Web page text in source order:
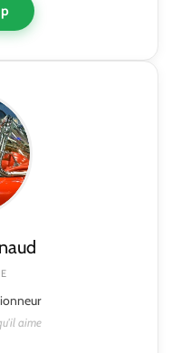
aime